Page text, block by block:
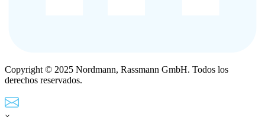
Copyright © 2025 Nordmann, Rassmann GmbH. Todos los
derechos reservados.